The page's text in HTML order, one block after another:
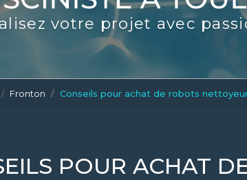
Le contrat d'entretien
votre projet avec
Fronton Conseils pour achat de robots
POUR ACHAT